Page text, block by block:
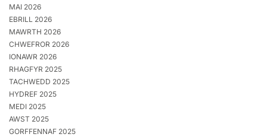
MAI 2026
EBRILL 2026
MAWRTH 2026
CHWEFROR 2026
IONAWR 2026
RHAGFYR 2025
TACHWEDD 2025
HYDREF 2025
MEDI 2025
AWST 2025
GORFFENNAF 2025